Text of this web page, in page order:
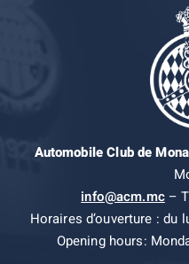
Automobile Club de
info@acm.mc–
Horaires d’ouverture : du
Opening hours: